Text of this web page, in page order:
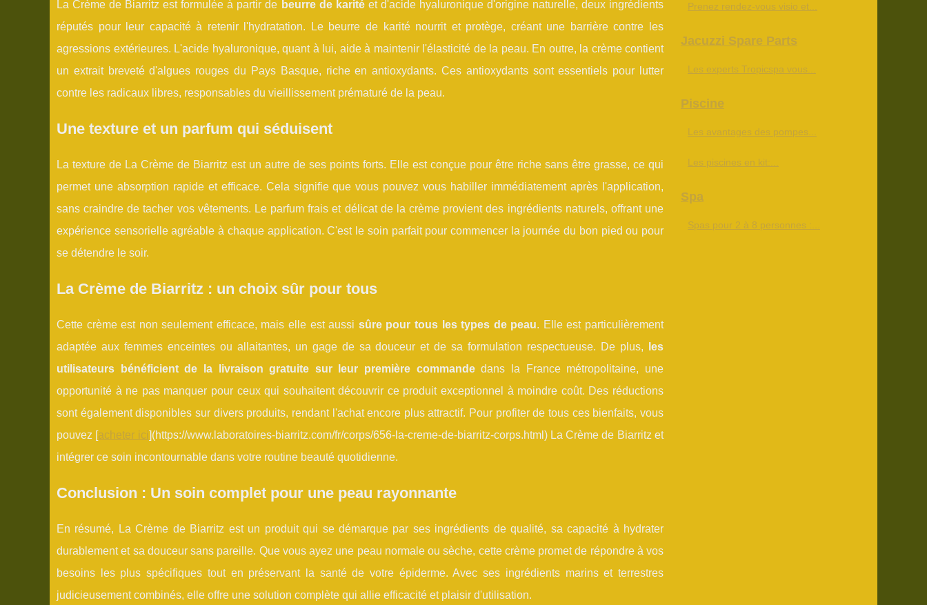
La Crème de Biarritz est formulée à partir de beurre de karitéet d'acide hyaluronique d'origine naturelle, deux ingrédients
réputés pour leur capacité à retenir l'hydratation. Le beurre de karité nourrit et protège, créant une barrière contre les
agressions extérieures. L'acide hyaluronique, quant à lui, aide à maintenir l'élasticité de la peau. En outre, la crème contient
un extrait breveté d'algues rouges du Pays Basque, riche en antioxydants. Ces antioxydants sont essentiels pour lutter
contre les radicaux libres, responsables du vieillissement prématuré de la peau.
Une texture et un parfum qui séduisent
La texture de La Crème de Biarritz est un autre de ses points forts. Elle est conçue pour être riche sans être grasse, ce qui
permet une absorption rapide et efficace. Cela signifie que vous pouvez vous habiller immédiatement après l'application,
sans craindre de tacher vos vêtements. Le parfum frais et délicat de la crème provient des ingrédients naturels, offrant une
expérience sensorielle agréable à chaque application. C'est le soin parfait pour commencer la journée du bon pied ou pour
se détendre le soir.
La Crème de Biarritz : un choix sûr pour tous
Cette crème est non seulement efficace, mais elle est aussi sûre pour tous les types de peau. Elle est particulièrement
adaptée aux femmes enceintes ou allaitantes, un gage de sa douceur et de sa formulation respectueuse. De plus,
les
utilisateurs bénéficient de la livraison gratuite sur leur première commandedans la France métropolitaine, une
opportunité à ne pas manquer pour ceux qui souhaitent découvrir ce produit exceptionnel à moindre coût. Des réductions
sont également disponibles sur divers produits, rendant l'achat encore plus attractif. Pour profiter de tous ces bienfaits, vous
pouvez [acheter ici](https://www.laboratoires-biarritz.com/fr/corps/656-la-creme-de-biarritz-corps.html) La Crème de Biarritz et
intégrer ce soin incontournable dans votre routine beauté quotidienne.
Conclusion : Un soin complet pour une peau rayonnante
En résumé, La Crème de Biarritz est un produit qui se démarque par ses ingrédients de qualité, sa capacité à hydrater
durablement et sa douceur sans pareille. Que vous ayez une peau normale ou sèche, cette crème promet de répondre à vos
besoins les plus spécifiques tout en préservant la santé de votre épiderme. Avec ses ingrédients marins et terrestres
judicieusement combinés, elle offre une solution complète qui allie efficacité et plaisir d'utilisation.
Prenez rendez-vous visio et...
Jacuzzi Spare Parts
Les experts Tropicspa vous...
Piscine
Les avantages des pompes...
Les piscines en kit:...
Spa
Spas pour 2 à 8 personnes :...